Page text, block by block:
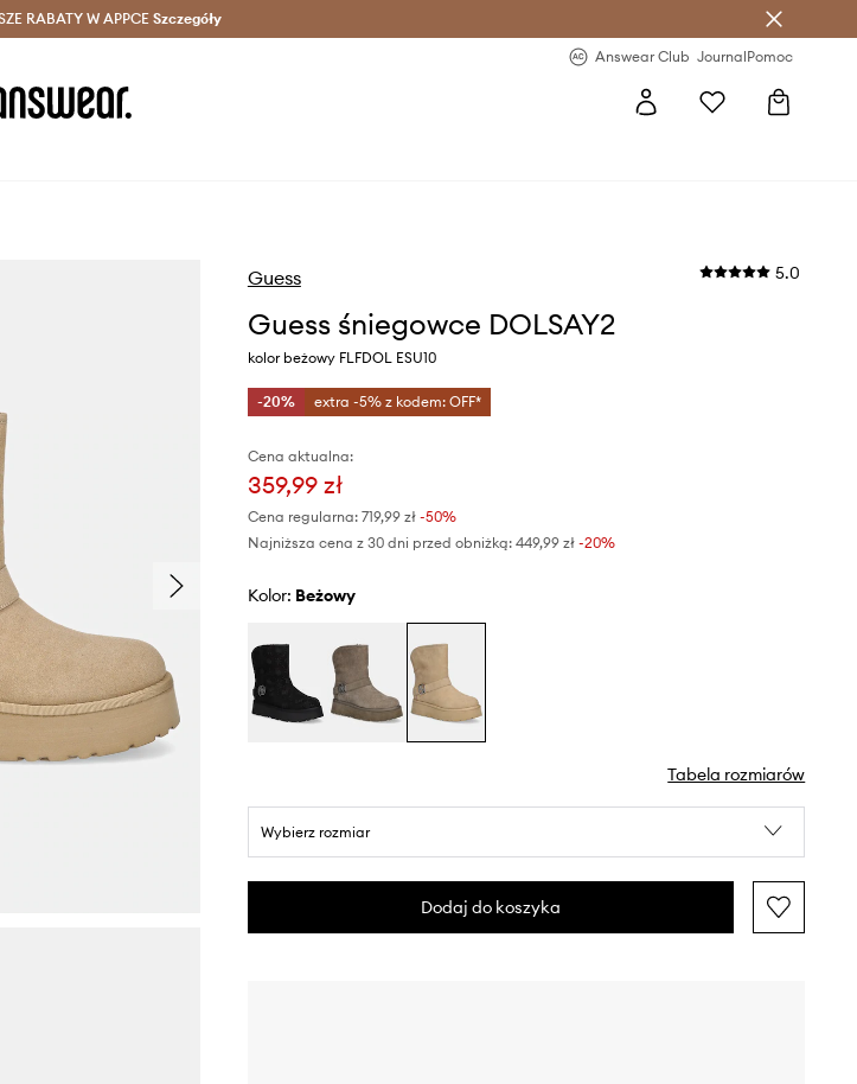
Dostawa nawet w 24h >
RABATY W APPCESzczegóły
Answear Club JournalPomoc
Guess 5.0
Guess śniegowce DOLSAY2
kolor beżowy FLFDOL ESU10
-20% extra -5% z kodem: OFF*
Cena aktualna:
359,99 zł
Cena regularna: 719,99 zł-50%
Najniższa cena z 30 dni przed obniżką: 449,99 zł -20%
Kolor: beżowy
Tabela rozmiarów
Wybierz rozmiar
Dodaj do koszyka